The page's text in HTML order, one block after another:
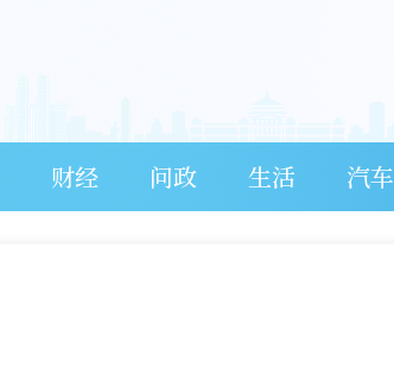
财经 问政 生活 汽车